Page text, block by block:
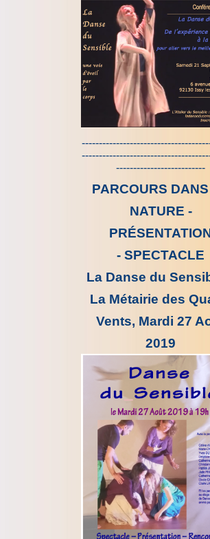
--------------------------
PARCOURS
NATURE -
- SPECTACLE
La Danse du
La Métairie des
Vents, Mardi 27
2019